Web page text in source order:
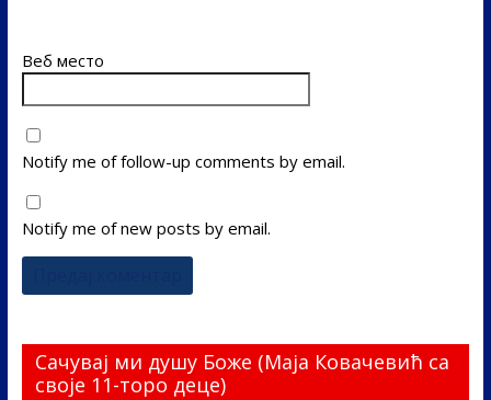
Веб место
Notify me of follow-up comments by email.
Notify me of new posts by email.
Сачувај ми душу Боже (Маја Ковачевић са
своје 11-торо деце)